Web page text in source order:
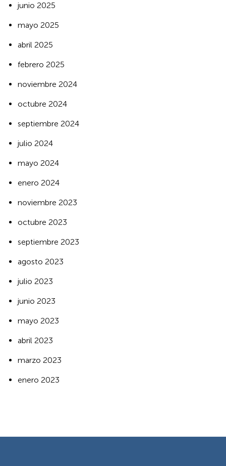
junio 2025
mayo 2025
abril 2025
febrero 2025
noviembre 2024
octubre 2024
septiembre 2024
julio 2024
mayo 2024
enero 2024
noviembre 2023
octubre 2023
septiembre 2023
agosto 2023
julio 2023
junio 2023
mayo 2023
abril 2023
marzo 2023
enero 2023